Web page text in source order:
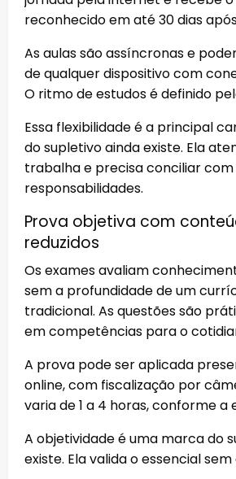
reconhecido em até 30 dias
As aulas são assíncronas e
de qualquer dispositivo com
O ritmo de estudos é definido
Essa flexibilidade é a principal
do supletivo ainda existe. Ela
trabalha e precisa conciliar
responsabilidades.
Prova objetiva com
reduzidos
Os exames avaliam
sem a profundidade de um
tradicional. As questões são
em competências para o
A prova pode ser aplicada
online, com fiscalização por
varia de 1 a 4 horas, conforme a
A objetividade é uma marca do
existe. Ela valida o essencial sem